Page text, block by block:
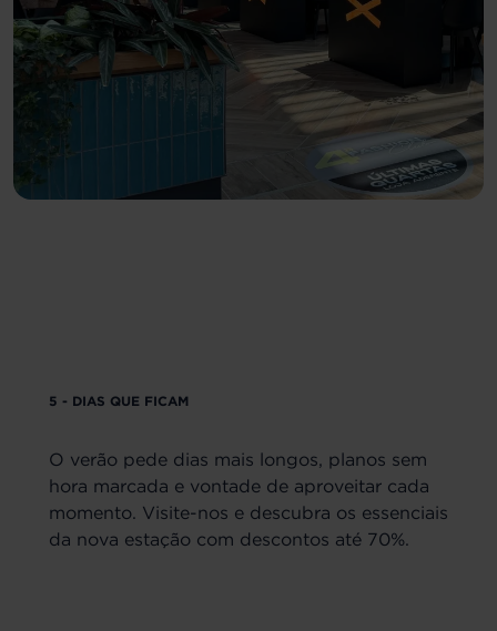
5 - DIAS QUE FICAM
O verão pede dias mais longos, planos sem
hora marcada e vontade de aproveitar cada
momento. Visite-nos e descubra os essenciais
da nova estação com descontos até 70%.